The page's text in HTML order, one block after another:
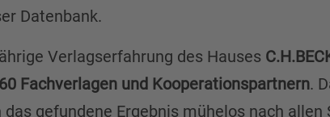
Datenbank.
Verlagserfahrung des Hauses
60 Fachverlagen und Kooperationspartnern.
gefundene Ergebnis mühelos nach